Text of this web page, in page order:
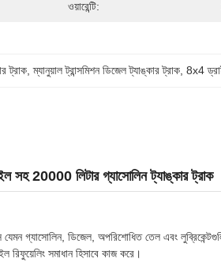
ওয়ারেন্টি:
ট্রাক , ম্যানুয়াল ট্রান্সমিশন ডিজেল ট্যাঙ্কার ট্রাক , 8x4
সহ 20000 লিটার গ্যাসোলিন ট্যাঙ্কার ট্রাক
যেমন গ্যাসোলিন, ডিজেল, অপরিশোধিত তেল এবং
রিফুয়েলিং সমাধান হিসাবে কাজ করে।